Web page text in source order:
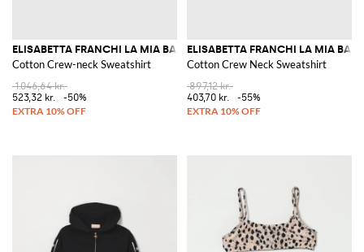
ELISABETTA FRANCHI LA MIA BAMBINA
Cotton Crew-neck Sweatshirt
1.046,64 kr.
523,32 kr.
-50%
ELISABETTA FRANCHI LA MIA
Cotton Crew Neck Sweatshirt
897,12 kr.
403,70 kr.
-55%